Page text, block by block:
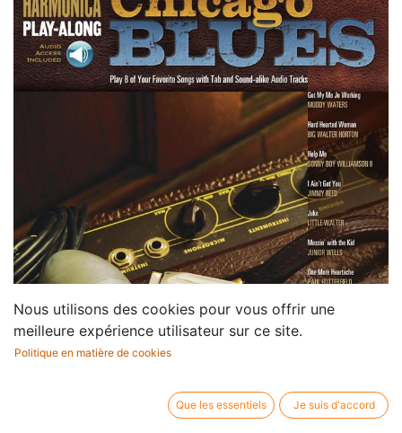
Nous utilisons des cookies pour vous offrir une
meilleure expérience utilisateur sur ce site.
Politique en matière de cookies
Que les essentiels Je suis d'accord